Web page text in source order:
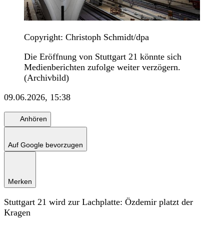
Copyright: Christoph Schmidt/dpa
Die Eröffnung von Stuttgart 21 könnte sich
Medienberichten zufolge weiter verzögern.
(Archivbild)
09.06.2026, 15:38
Anhören
Auf Google bevorzugen
Merken
Stuttgart 21 wird zur Lachplatte: Özdemir platzt der
Kragen